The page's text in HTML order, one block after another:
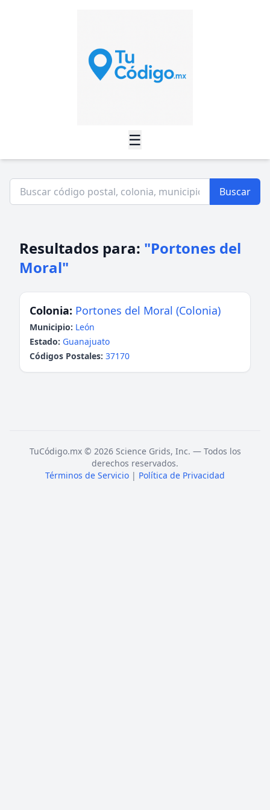
☰
Buscar
Resultados para: "Portones del
Moral"
Colonia: Portones del Moral (Colonia)
Municipio: León
Estado: Guanajuato
Códigos Postales: 37170
TuCódigo.mx © 2026 Science Grids, Inc. — Todos los
derechos reservados.
Términos de Servicio | Política de Privacidad